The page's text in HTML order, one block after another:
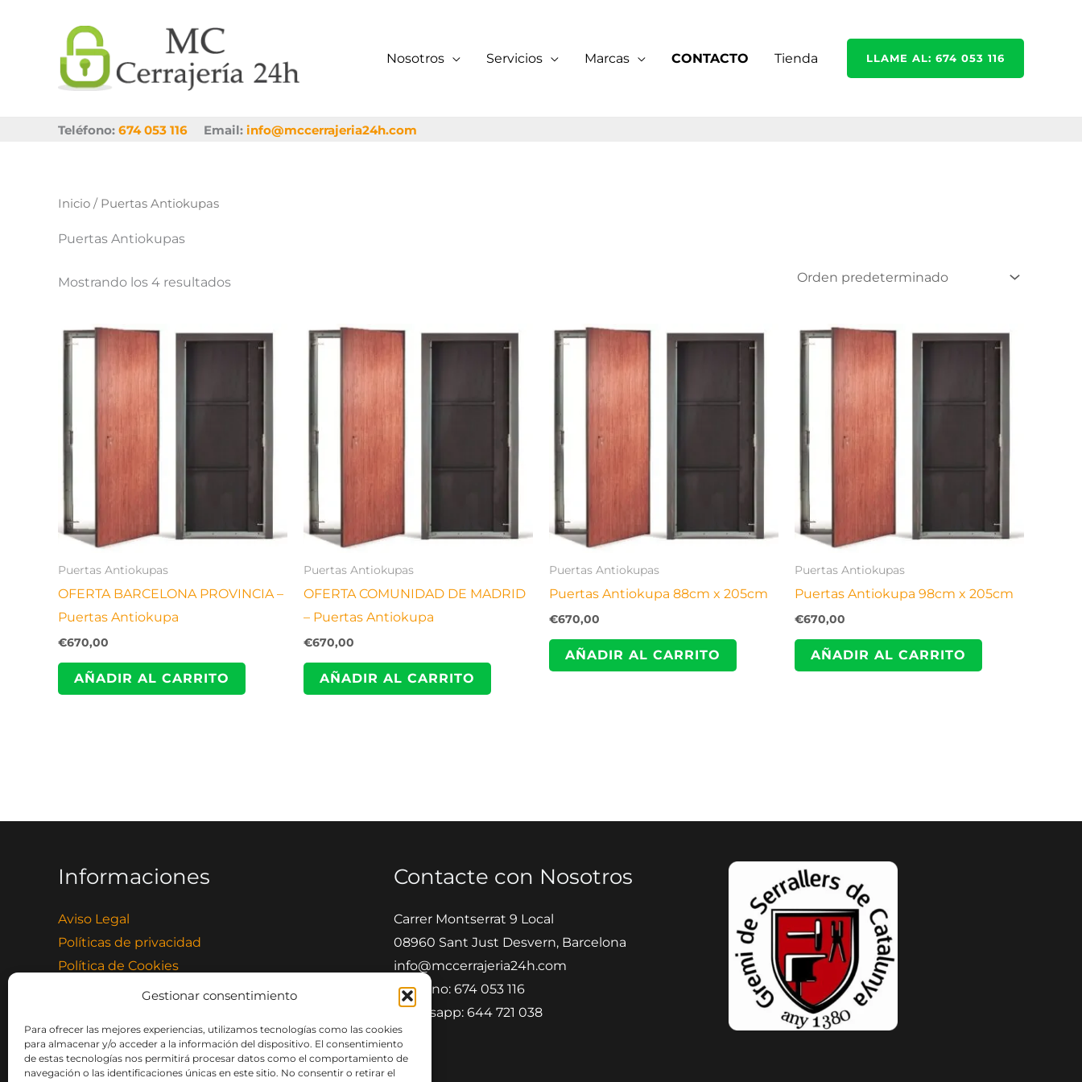
Gestionar consentimiento
Para ofrecer las mejores experiencias, utilizamos tecnologías como las cookies
para almacenar y/o acceder a la información del dispositivo. El consentimiento
de estas tecnologías nos permitirá procesar datos como el comportamiento de
navegación o las identificaciones únicas en este sitio. No consentir o retirar el
contenido
Nosotros Servicios Marcas CONTACTO Tienda LLAME AL: 674 053 116
Teléfono: 674 053 116 Email: info@mccerrajeria24h.com
Inicio / Puertas Antiokupas
Puertas Antiokupas
Mostrando los 4 resultados
Puertas Antiokupas
OFERTA BARCELONA PROVINCIA –
Puertas Antiokupa
€670,00
AÑADIR AL CARRITO
Puertas Antiokupas
OFERTA COMUNIDAD DE MADRID
– Puertas Antiokupa
€670,00
AÑADIR AL CARRITO
Puertas Antiokupas
Puertas Antiokupa 88cm x 205cm
€670,00
AÑADIR AL CARRITO
Puertas Antiokupas
Puertas Antiokupa 98cm x 205cm
€670,00
AÑADIR AL CARRITO
Informaciones
Aviso Legal
Políticas de privacidad
Política de Cookies
Términos y condiciones
Política de cookies (UE)
Contacte con Nosotros
Carrer Montserrat 9 Local
08960 Sant Just Desvern, Barcelona
info@mccerrajeria24h.com
Teléfono: 674 053 116
Whatsapp: 644 721 038